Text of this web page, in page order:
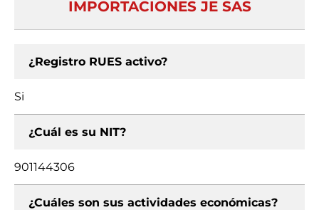
IMPORTACIONES JE SAS
¿Registro RUES activo?
Si
¿Cuál es su NIT?
901144306
¿Cuáles son sus actividades económicas?